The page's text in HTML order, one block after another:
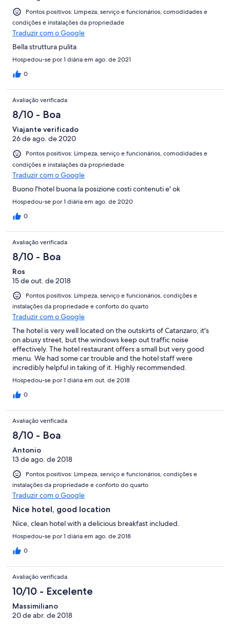
Pontos positivos: Limpeza, serviço e funcionários, comodidades e
condições e instalações da propriedade
Traduzir com o Google
Bella struttura pulita
Hospedou-se por 1 diária em ago. de 2021
0
Avaliação verificada
8/10 - Boa
Viajante verificado
26 de ago. de 2020
Pontos positivos: Limpeza, serviço e funcionários, comodidades e
condições e instalações da propriedade
Traduzir com o Google
Buono l'hotel buona la posizione costi contenuti e' ok
Hospedou-se por 1 diária em ago. de 2020
0
Avaliação verificada
8/10 - Boa
Ros
15 de out. de 2018
Pontos positivos: Limpeza, serviço e funcionários, condições e
instalações da propriedade e conforto do quarto
Traduzir com o Google
The hotel is very well located on the outskirts of Catanzaro; it's
on abusy street, but the windows keep out traffic noise
effectively. The hotel restaurant offers a small but very good
menu. We had some car trouble and the hotel staff were
incredibly helpful in taking of it. Highly recommended.
Hospedou-se por 1 diária em out. de 2018
0
Avaliação verificada
8/10 - Boa
Antonio
13 de ago. de 2018
Pontos positivos: Limpeza, serviço e funcionários, condições e
instalações da propriedade e conforto do quarto
Traduzir com o Google
Nice hotel, good location
Nice, clean hotel with a delicious breakfast included.
Hospedou-se por 1 diária em ago. de 2018
0
Avaliação verificada
10/10 - Excelente
Massimiliano
20 de abr. de 2018